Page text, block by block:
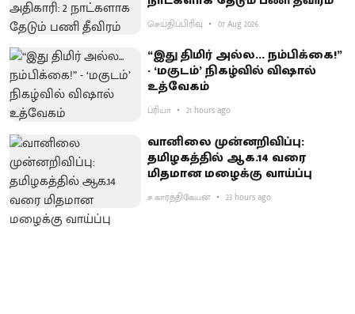
செய்திப்பிரிவு 07 Aug 2026
“இது திமிர் அல்ல... நம்பிக்கை!”
- ‘மகுடம்’ நிகழ்வில் விஷால்
உத்வேகம்
ப்ரியா 21 hours ago
வானிலை முன்னறிவிப்பு:
தமிழகத்தில் ஆக.14 வரை
மிதமான மழைக்கு வாய்ப்பு
ச.கார்த்திகேயன் 23 hours ago